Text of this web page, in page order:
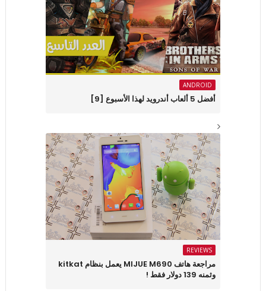
ANDROID
أفضل 5 ألعاب أندرويد لهذا الأسبوع [9]
REVIEWS
مراجعة هاتف MIJUE M690 يعمل بنظام kitkat
وثمنه 139 دولار فقط !